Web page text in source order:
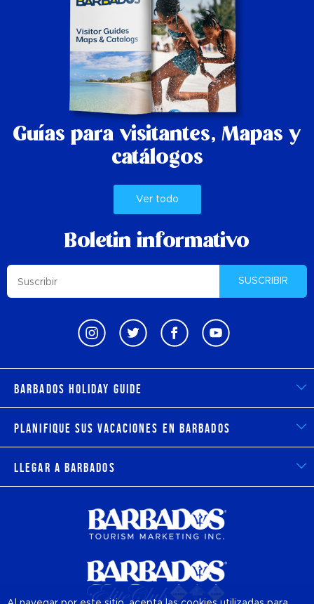
Guías para visitantes, Mapas y
catálogos
Ver todo
Boletin informativo
SUSCRIBIR
Barbados Holiday Guide
Planifique sus vacaciones en Barbados
Llegar a Barbados